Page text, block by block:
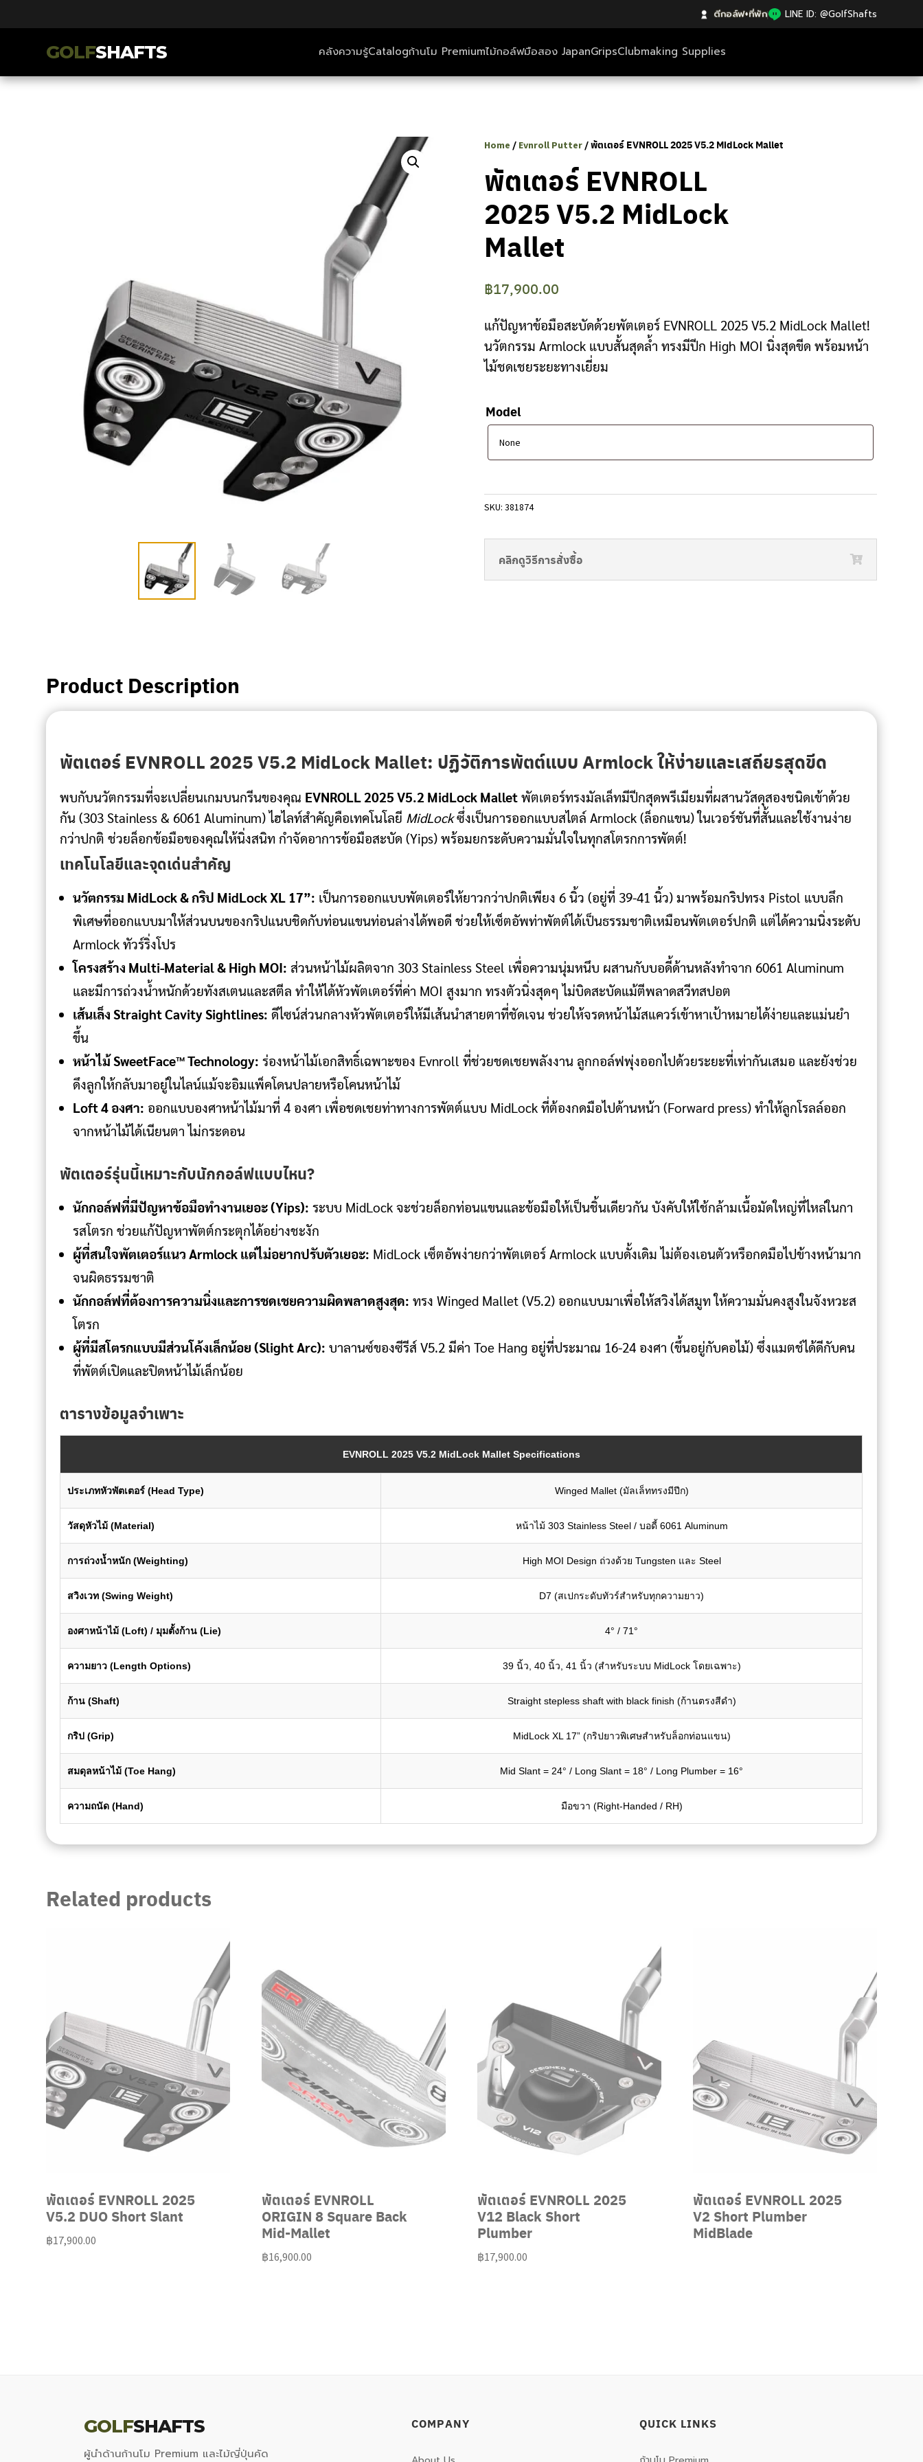
ตีกอล์ฟ+ที่พัก| LINE ID: @GolfShafts
GOLFSHAFTS คลังความรู้Catalogก้านโม Premiumไม้กอล์ฟมือสอง JapanGripsClubmaking Supplies
ก้านโม Premium
ไม้กอล์ฟมือสอง Japan
Clubmaking Supplies
Home / Evnroll Putter / พัตเตอร์ EVNROLL 2025 V5.2 MidLock Mallet
พัตเตอร์ EVNROLL
2025 V5.2 MidLock
Mallet
฿17,900.00
แก้ปัญหาข้อมือสะบัดด้วยพัตเตอร์ EVNROLL 2025 V5.2 MidLock Mallet!
นวัตกรรม Armlock แบบสั้นสุดล้ำ ทรงมีปีก High MOI นิ่งสุดขีด พร้อมหน้า
ไม้ชดเชยระยะทางเยี่ยม
Model
SKU:381874
คลิกดูวิธีการสั่งซื้อ
Product Description
พัตเตอร์ EVNROLL 2025 V5.2 MidLock Mallet: ปฏิวัติการพัตต์แบบ Armlock ให้ง่ายและเสถียรสุดขีด
พบกับนวัตกรรมที่จะเปลี่ยนเกมบนกรีนของคุณ EVNROLL 2025 V5.2 MidLock Mallet พัตเตอร์ทรงมัลเล็ทมีปีกสุดพรีเมียมที่ผสานวัสดุสองชนิดเข้าด้วย
กัน (303 Stainless & 6061 Aluminum) ไฮไลท์สำคัญคือเทคโนโลยี MidLockซึ่งเป็นการออกแบบสไตล์ Armlock (ล็อกแขน) ในเวอร์ชันที่สั้นและใช้งานง่าย
กว่าปกติ ช่วยล็อกข้อมือของคุณให้นิ่งสนิท กำจัดอาการข้อมือสะบัด (Yips) พร้อมยกระดับความมั่นใจในทุกสโตรกการพัตต์!
เทคโนโลยีและจุดเด่นสำคัญ
นวัตกรรม MidLock & กริป MidLock XL 17”: เป็นการออกแบบพัตเตอร์ให้ยาวกว่าปกติเพียง 6 นิ้ว (อยู่ที่ 39-41 นิ้ว) มาพร้อมกริปทรง Pistol แบบลึก
พิเศษที่ออกแบบมาให้ส่วนบนของกริปแนบชิดกับท่อนแขนท่อนล่างได้พอดี ช่วยให้เซ็ตอัพท่าพัตต์ได้เป็นธรรมชาติเหมือนพัตเตอร์ปกติ แต่ได้ความนิ่งระดับ
Armlock ทัวร์ริ่งโปร
โครงสร้าง Multi-Material & High MOI: ส่วนหน้าไม้ผลิตจาก 303 Stainless Steel เพื่อความนุ่มหนึบ ผสานกับบอดี้ด้านหลังทำจาก 6061 Aluminum
และมีการถ่วงน้ำหนักด้วยทังสเตนและสตีล ทำให้ได้หัวพัตเตอร์ที่ค่า MOI สูงมาก ทรงตัวนิ่งสุดๆ ไม่บิดสะบัดแม้ตีพลาดสวีทสปอต
เส้นเล็ง Straight Cavity Sightlines: ดีไซน์ส่วนกลางหัวพัตเตอร์ให้มีเส้นนำสายตาที่ชัดเจน ช่วยให้จรดหน้าไม้สแควร์เข้าหาเป้าหมายได้ง่ายและแม่นยำ
ขึ้น
หน้าไม้ SweetFace™ Technology: ร่องหน้าไม้เอกสิทธิ์เฉพาะของ Evnroll ที่ช่วยชดเชยพลังงาน ลูกกอล์ฟพุ่งออกไปด้วยระยะที่เท่ากันเสมอ และยังช่วย
ดึงลูกให้กลับมาอยู่ในไลน์แม้จะอิมแพ็คโดนปลายหรือโคนหน้าไม้
Loft 4 องศา: ออกแบบองศาหน้าไม้มาที่ 4 องศา เพื่อชดเชยท่าทางการพัตต์แบบ MidLock ที่ต้องกดมือไปด้านหน้า (Forward press) ทำให้ลูกโรลล์ออก
จากหน้าไม้ได้เนียนตา ไม่กระดอน
พัตเตอร์รุ่นนี้เหมาะกับนักกอล์ฟแบบไหน?
นักกอล์ฟที่มีปัญหาข้อมือทำงานเยอะ (Yips): ระบบ MidLock จะช่วยล็อกท่อนแขนและข้อมือให้เป็นชิ้นเดียวกัน บังคับให้ใช้กล้ามเนื้อมัดใหญ่ที่ไหล่ในกา
รสโตรก ช่วยแก้ปัญหาพัตต์กระตุกได้อย่างชะงัก
ผู้ที่สนใจพัตเตอร์แนว Armlock แต่ไม่อยากปรับตัวเยอะ: MidLock เซ็ตอัพง่ายกว่าพัตเตอร์ Armlock แบบดั้งเดิม ไม่ต้องเอนตัวหรือกดมือไปข้างหน้ามาก
จนผิดธรรมชาติ
นักกอล์ฟที่ต้องการความนิ่งและการชดเชยความผิดพลาดสูงสุด: ทรง Winged Mallet (V5.2) ออกแบบมาเพื่อให้สวิงได้สมูท ให้ความมั่นคงสูงในจังหวะส
โตรก
ผู้ที่มีสโตรกแบบมีส่วนโค้งเล็กน้อย (Slight Arc): บาลานซ์ของซีรีส์ V5.2 มีค่า Toe Hang อยู่ที่ประมาณ 16-24 องศา (ขึ้นอยู่กับคอไม้) ซึ่งแมตช์ได้ดีกับคน
ที่พัตต์เปิดและปิดหน้าไม้เล็กน้อย
ตารางข้อมูลจำเพาะ
EVNROLL 2025 V5.2 MidLock Mallet Specifications
ประเภทหัวพัตเตอร์ (Head Type) Winged Mallet (มัลเล็ททรงมีปีก)
วัสดุหัวไม้ (Material) หน้าไม้ 303 Stainless Steel / บอดี้ 6061 Aluminum
การถ่วงน้ำหนัก (Weighting) High MOI Design ถ่วงด้วย Tungsten และ Steel
สวิงเวท (Swing Weight) D7 (สเปกระดับทัวร์สำหรับทุกความยาว)
องศาหน้าไม้ (Loft) / มุมตั้งก้าน (Lie) 4° / 71°
ความยาว (Length Options) 39 นิ้ว, 40 นิ้ว, 41 นิ้ว (สำหรับระบบ MidLock โดยเฉพาะ)
ก้าน (Shaft) Straight stepless shaft with black finish (ก้านตรงสีดำ)
กริป (Grip) MidLock XL 17” (กริปยาวพิเศษสำหรับล็อกท่อนแขน)
สมดุลหน้าไม้ (Toe Hang) Mid Slant = 24° / Long Slant = 18° / Long Plumber = 16°
ความถนัด (Hand) มือขวา (Right-Handed / RH)
Related products
พัตเตอร์ EVNROLL 2025
V5.2 DUO Short Slant
฿17,900.00
พัตเตอร์ EVNROLL
ORIGIN 8 Square Back
Mid-Mallet
฿16,900.00
พัตเตอร์ EVNROLL 2025
V12 Black Short
Plumber
฿17,900.00
พัตเตอร์ EVNROLL 2025
V2 Short Plumber
MidBlade
GOLFSHAFTS
ผู้นำด้านก้านโม Premium และไม้ญี่ปุ่นคัด
COMPANY QUICK LINKS